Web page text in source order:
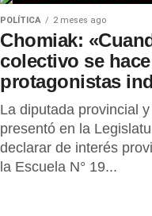
POLÍTICA 2 meses ago
Chomiak:
colectivo se
protagonistas
La diputada provincial
presentó en la
declarar de interés
la Escuela N° 19...